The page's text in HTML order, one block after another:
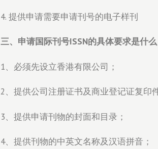
4. 提供申请需要申请刊号的电子样刊
三、申请国际刊号ISSN的具体要求是什
1、必须先设立香港有限公司；
2、提供公司注册证书及商业登记证复印
3、提供申请刊物的封面和目录；
4、提供刊物的中英文名称及汉语拼音；